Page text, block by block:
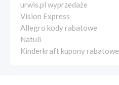
urwis.pl wyprzedaże
Vision Express
Allegro kody rabatowe
Natuli
Kinderkraft kupony rabatowe